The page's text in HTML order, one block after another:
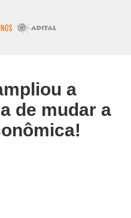
a
de mudar a